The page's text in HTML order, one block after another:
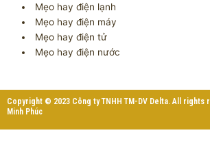
Mẹo hay điện lạnh
Mẹo hay điện máy
Mẹo hay điện tử
Mẹo hay điện nước
Copyright © 2023 Công ty TNHH TM-DV Delta. All rights
Minh Phúc